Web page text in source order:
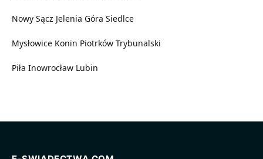
Nowy Sącz Jelenia Góra Siedlce
Mysłowice Konin Piotrków Trybunalski
Piła Inowrocław Lubin